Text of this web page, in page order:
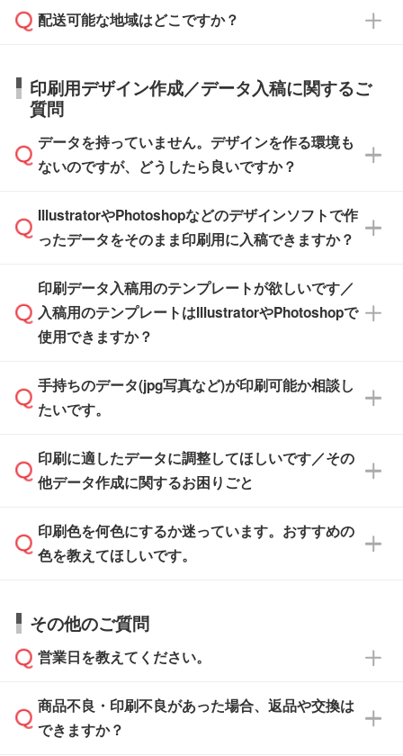
タッフまでお問い合わせください。
ル」に注文予定日をご入力いただくと、おおよ
その締切日や出荷目安をご確認いただけます。
品が決まりましたらお早めのご発注をお願いい
たします。
※土日祝日を除く営業日換算です。
※沖縄・離島は追加日数がかかります。
応が可能かご案内いたします。
す。>>対象商品はこちら
※最短出荷日は商品によって異なります。各商
品ページにてご確認ください
はできかねますので予めご了承ください。
商品によって異なります。各ページにある商品
す。(白箱、化粧箱、ブリスターパックなど)
【袋入り】 商品がひとつずつ袋に入っていま
す。(透明袋、デザイン袋など)
【個包装なし】 個包装がされていない状態で
※化粧箱から白箱への入れ替えや、オリジナル
箱の作成は原則承っておりません。
配送可能な地域はどこですか？
日本全国へお届けが可能です。なお、海外への
直接納品は行っておりませんので予めご了承く
ださい。
印刷用デザイン作成／データ入稿に関するご
質問
データを持っていません。デザインを作る環境も
ないのですが、どうしたら良いですか？
無料の「デザインシミュレーター」を使えば、
PCやスマホから簡単にデザインを作成できま
ザインソフトがなくても安心です。
また、「データ作成サービス
せいただければ、弊社にて無料でデザインデー
タを1点作成いたします。
IllustratorやPhotoshopなどのデザインソフトで作
ったデータをそのまま印刷用に入稿できますか？
IllustratorやPhotoshop、CLIP STUDIOなどのデ
ザインソフトでこだわりのデザインを作成した
い方は、完全データ入稿
積・ご注文フォームにアップロードしてご入稿
ください。
ご入稿後は経験豊富なスタッフがデータに不備
がないかチェックし、お客様と確認してから印
刷に進みますので、ご安心ください。
印刷データ入稿用のテンプレートが欲しいです／
入稿用のテンプレートはIllustratorやPhotoshopで
使用できますか？
一部商品は入稿用テンプレートのご用意があり
ます。各商品ページの『印刷方法・テンプレー
入稿用のテンプレートはPDF形式ですが、
IllustratorやPhotoshopで開いてご利用いただけ
方」をご確認ください。
手持ちのデータ(jpg写真など)が印刷可能か相談し
たいです。
印刷に適したデータ・解像度かどうか、担当ス
タッフが事前に確認いたします。
ムへ添付いただくか、担当スタッフ宛にメール
でお送りください。
い合わせください。
なお、印刷用データの作り方に関する詳細は、
印刷に適したデータに調整してほしいです／その
他データ作成に関するお困りごと
データ作成でお困りの際には、担当スタッフが
サポートいたしますのでお気軽にご相談くださ
から添付してお送りください。
しい
解像度の低い画像や、手書きのイラスト、写真
などを、印刷に適したベクターデータに変換し
印刷色を何色にするか迷っています。おすすめの
色を教えてほしいです。
お見積・ご注文・
相談いただきますと、担当スタッフがお客様の
ご希望や商品の本体色を確認し、印刷色をご提
本体色がブラック、ネイビーなど濃色の場合は
白色か淡い色の印刷色をおすすめしておりま
その他のご質問
営業日を教えてください。
営業日は平日の10:00～18:00で、土日祝日はお
休みとなります。注文・見積・お問い合わせ
商品不良・印刷不良があった場合、返品や交換は
できますか？